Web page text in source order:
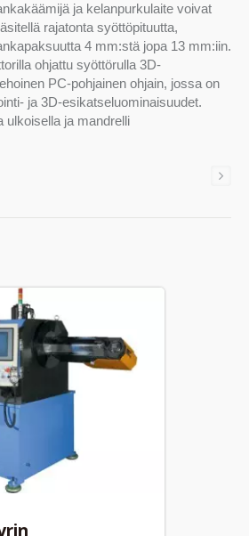
ja kelanpurkulaite voivat
rajatonta syöttöpituutta,
4 mm:stä jopa 13 mm:iin.
ohjattu syöttörulla 3D-
PC-pohjainen ohjain, jossa on
ja 3D-esikatseluominaisuudet.
ulkoisella ja mandrelli